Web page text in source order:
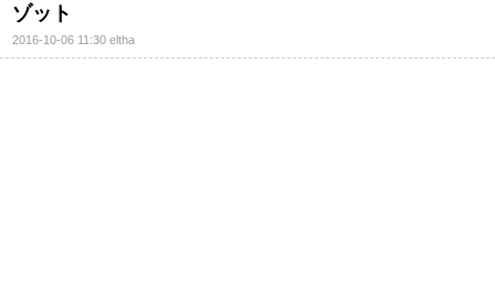
ゾット
2016-10-06 11:30eltha